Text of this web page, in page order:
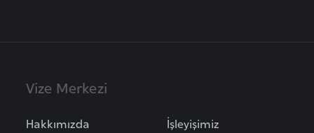
Vize Merkezi
Hakkımızda
İşleyişimiz